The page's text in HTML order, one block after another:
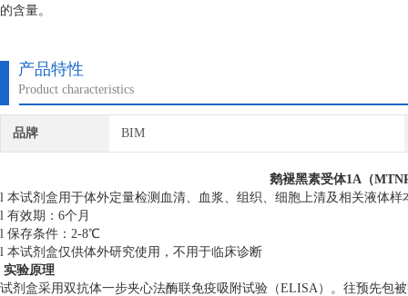
的含量。
产品特性
Product characteristics
品牌 BIM
鹅褪黑素受体1A（
l 本试剂盒用于体外定量检测血清、血浆、组织、细胞上清及相关液体
l 有效期：6个月
l 保存条件：2-8℃
l 本试剂盒仅供体外研究使用，不用于临床诊断
实验原理
试剂盒采用双抗体一步夹心法酶联免疫吸附试验（ELISA）。往预先包